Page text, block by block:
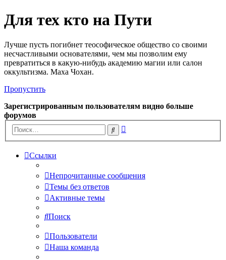
Для тех кто на Пути
Лучше пусть погибнет теософическое общество со своими
несчастливыми основателями, чем мы позволим ему
превратиться в какую-нибудь академию магии или салон
оккультизма. Маха Чохан.
Пропустить
Зарегистрированным пользователям видно больше
форумов
Поиск
Ссылки
Непрочитанные сообщения
Темы без ответов
Активные темы
Поиск
Пользователи
Наша команда